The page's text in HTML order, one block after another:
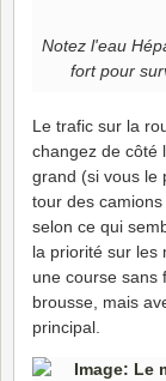
Notez l'eau
fort pour
Le trafic sur la
changez de côté
grand (si vous le
tour des
selon ce qui
la priorité sur les
une course sans
brousse, mais
principal.